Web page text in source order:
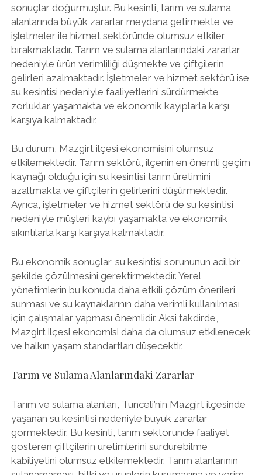
sonuçlar doğurmuştur. Bu kesinti, tarım ve sulama
alanlarında büyük zararlar meydana getirmekte ve
işletmeler ile hizmet sektöründe olumsuz etkiler
bırakmaktadır. Tarım ve sulama alanlarındaki zararlar
nedeniyle ürün verimliliği düşmekte ve çiftçilerin
gelirleri azalmaktadır. İşletmeler ve hizmet sektörü ise
su kesintisi nedeniyle faaliyetlerini sürdürmekte
zorluklar yaşamakta ve ekonomik kayıplarla karşı
karşıya kalmaktadır.
Bu durum, Mazgirt ilçesi ekonomisini olumsuz
etkilemektedir. Tarım sektörü, ilçenin en önemli geçim
kaynağı olduğu için su kesintisi tarım üretimini
azaltmakta ve çiftçilerin gelirlerini düşürmektedir.
Ayrıca, işletmeler ve hizmet sektörü de su kesintisi
nedeniyle müşteri kaybı yaşamakta ve ekonomik
sıkıntılarla karşı karşıya kalmaktadır.
Bu ekonomik sonuçlar, su kesintisi sorununun acil bir
şekilde çözülmesini gerektirmektedir. Yerel
yönetimlerin bu konuda daha etkili çözüm önerileri
sunması ve su kaynaklarının daha verimli kullanılması
için çalışmalar yapması önemlidir. Aksi takdirde,
Mazgirt ilçesi ekonomisi daha da olumsuz etkilenecek
ve halkın yaşam standartları düşecektir.
Tarım ve Sulama Alanlarındaki Zararlar
Tarım ve sulama alanları, Tunceli’nin Mazgirt ilçesinde
yaşanan su kesintisi nedeniyle büyük zararlar
görmektedir. Bu kesinti, tarım sektöründe faaliyet
gösteren çiftçilerin üretimlerini sürdürebilme
kabiliyetini olumsuz etkilemektedir. Tarım alanlarının